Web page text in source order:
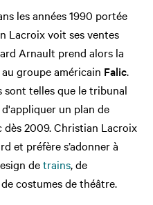
les années 1990 portée
Lacroix voit ses ventes
Arnault prend alors la
groupe américain Falic.
sont telles que le tribunal
un plan de
dès 2009. Christian Lacroix
et préfère s’adonner à
detrains, de
costumes de théâtre.